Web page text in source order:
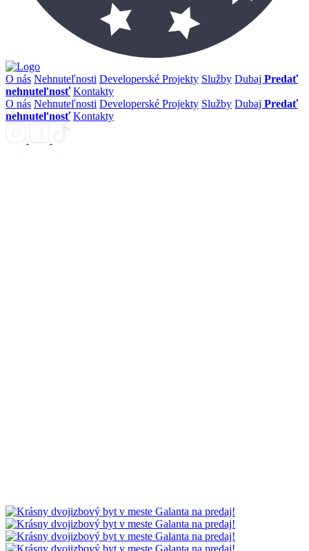
O nás Nehnuteľnosti Developerské Projekty Služby Dubaj Predať
nehnuteľnosť Kontakty
O nás Nehnuteľnosti Developerské Projekty Služby Dubaj Predať
nehnuteľnosť Kontakty